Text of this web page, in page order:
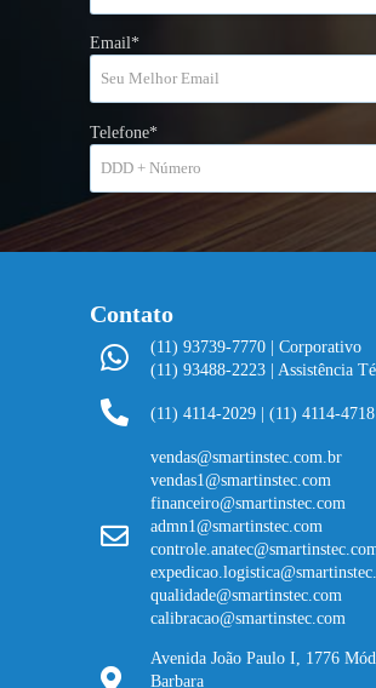
Email*
Telefone*
Contato
(11) 93739-7770 | Corporativo
(11) 93488-2223 | Assistência
(11) 4114-2029 (11) 4114-
vendas@smartinstec.com.br
vendas1@smartinstec.com
financeiro@smartinstec.com
admn1@smartinstec.com
qualidade@smartinstec.com
calibracao@smartinstec.com
Avenida João Paulo I, 1776
Barbara